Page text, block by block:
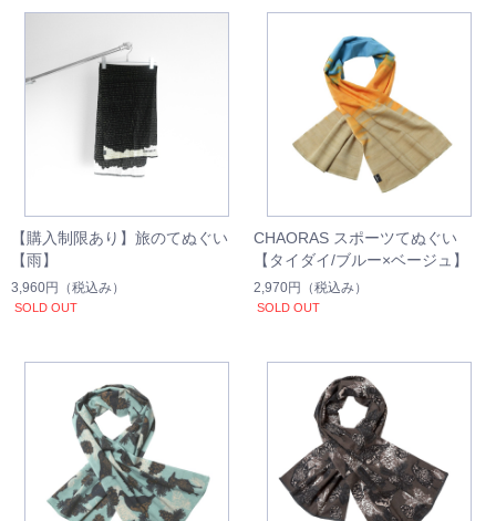
【購入制限あり】旅のてぬぐい
【雨】
3,960円 （税込み）
SOLD OUT
CHAORAS スポーツてぬぐい
【タイダイ/ブルー×ベージュ】
2,970円 （税込み）
SOLD OUT